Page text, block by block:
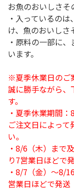
お魚のおいしさそ
・入っているの
け、魚のおいしさ
・原料の一部に
います。
※夏季休業日の
誠に勝手ながら、
す。
・夏季休業期間
ご注文日によっ
い。
・8/6（木）まで
り7営業日ほどで
・8/7（金）～8/
営業日ほどで発送